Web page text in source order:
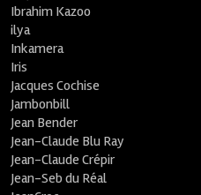
Ibrahim Kazoo
ilya
Inkamera
Iris
Jacques Cochise
Jambonbill
Jean Bender
Jean-Claude Blu Ray
Jean-Claude Crépir
Jean-Seb du Réal